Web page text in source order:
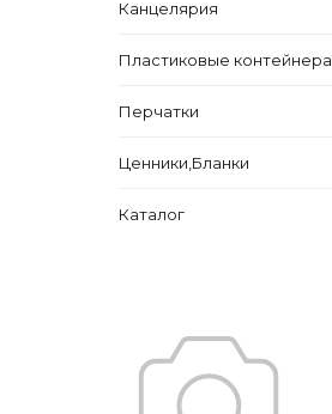
Канцелярия
Пластиковые контейнера
Перчатки
Ценники,Бланки
Каталог